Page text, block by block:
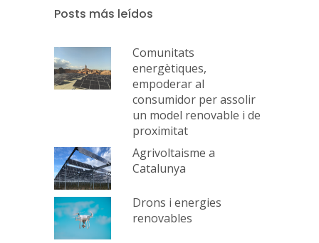
Posts más leídos
Comunitats
energètiques,
empoderar al
consumidor per assolir
un model renovable i de
proximitat
Agrivoltaisme a
Catalunya
Drons i energies
renovables